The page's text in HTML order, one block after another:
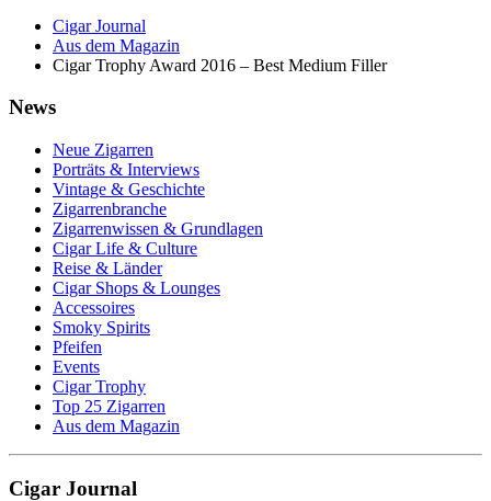
Cigar Journal
Aus dem Magazin
Cigar Trophy Award 2016 – Best Medium Filler
News
Neue Zigarren
Porträts & Interviews
Vintage & Geschichte
Zigarrenbranche
Zigarrenwissen & Grundlagen
Cigar Life & Culture
Reise & Länder
Cigar Shops & Lounges
Accessoires
Smoky Spirits
Pfeifen
Events
Cigar Trophy
Top 25 Zigarren
Aus dem Magazin
Cigar Journal